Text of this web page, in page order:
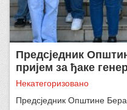
Предсједник
пријем за ђаке
Некатегоризовано
Предсједник Општине